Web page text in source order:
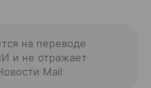
на переводе
и не отражает
Mail